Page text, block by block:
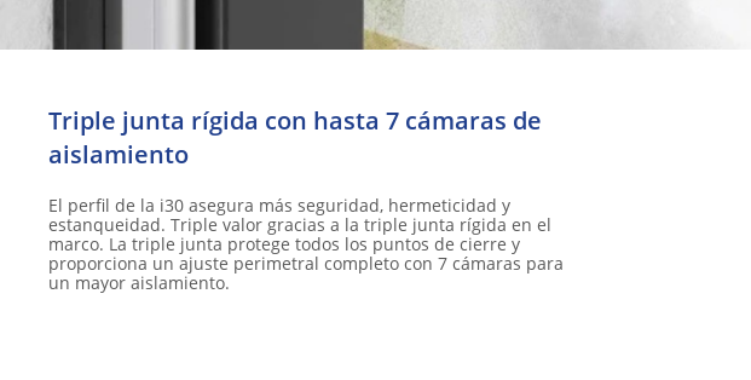
Triple junta rígida con hasta 7 cámaras de
aislamiento​
El perfil de la i30 asegura más seguridad, hermeticidad y
estanqueidad. Triple valor gracias a la triple junta rígida en el
marco. La triple junta protege todos los puntos de cierre y
proporciona un ajuste perimetral completo con 7 cámaras para
un mayor aislamiento.